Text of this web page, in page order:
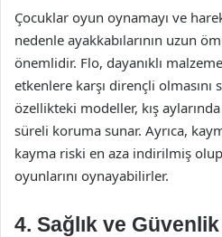
Çocuklar oyun oynamayı ve
nedenle ayakkabılarının uzun
önemlidir. Flo, dayanıklı
etkenlere karşı dirençli olmasını
özellikteki modeller, kış
süreli koruma sunar. Ayrıca,
kayma riski en aza indirilmiş
oyunlarını oynayabilirler.
4. Sağlık ve Güvenlik